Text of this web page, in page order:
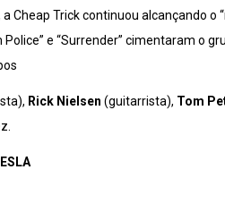
Cheap Trick continuou alcançando o
Police” e “Surrender” cimentaram o
Rick Nielsen (guitarrista), Tom